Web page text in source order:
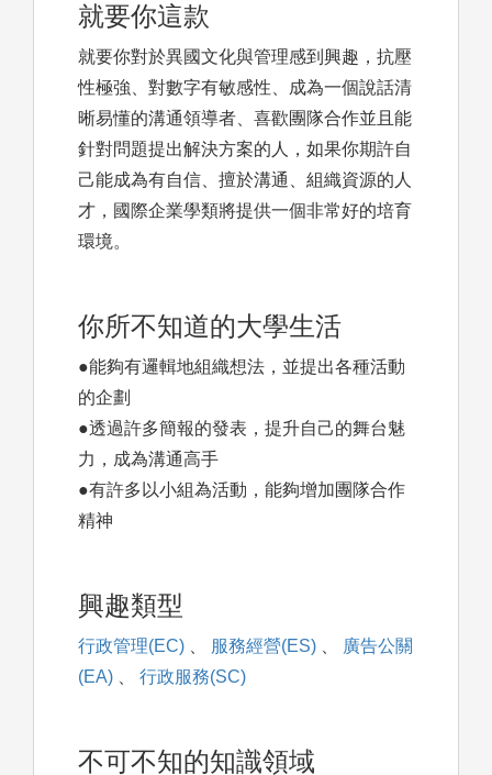
就要你這款
就要你對於異國文化與管理感到興趣，抗壓
性極強、對數字有敏感性、成為一個說話清
晰易懂的溝通領導者、喜歡團隊合作並且能
針對問題提出解決方案的人，如果你期許自
己能成為有自信、擅於溝通、組織資源的人
才，國際企業學類將提供一個非常好的培育
環境。
你所不知道的大學生活
●能夠有邏輯地組織想法，並提出各種活動
的企劃
●透過許多簡報的發表，提升自己的舞台魅
力，成為溝通高手
●有許多以小組為活動，能夠增加團隊合作
精神
興趣類型
行政管理(EC) 、 服務經營(ES) 、
廣告公關
(EA) 、 行政服務(SC)
不可不知的知識領域